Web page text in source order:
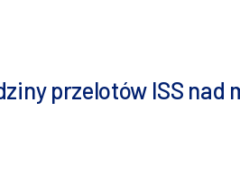
przelotów ISS nad